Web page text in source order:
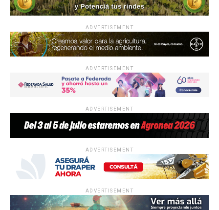
ADVERTISEMENT
ADVERTISEMENT
ADVERTISEMENT
ADVERTISEMENT
ADVERTISEMENT